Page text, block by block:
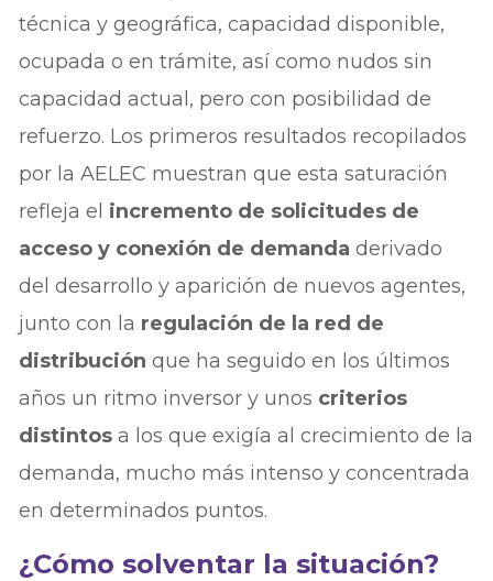
técnica y geográfica, capacidad disponible,
ocupada o en trámite, así como nudos sin
capacidad actual, pero con posibilidad de
refuerzo. Los primeros resultados recopilados
por la AELEC muestran que esta saturación
refleja el incremento de solicitudes de
acceso y conexión de demanda derivado
del desarrollo y aparición de nuevos agentes,
junto con la regulación de la red de
distribución que ha seguido en los últimos
años un ritmo inversor y unos criterios
distintosa los que exigía al crecimiento de la
demanda, mucho más intenso y concentrada
en determinados puntos.
¿Cómo solventar la situación?